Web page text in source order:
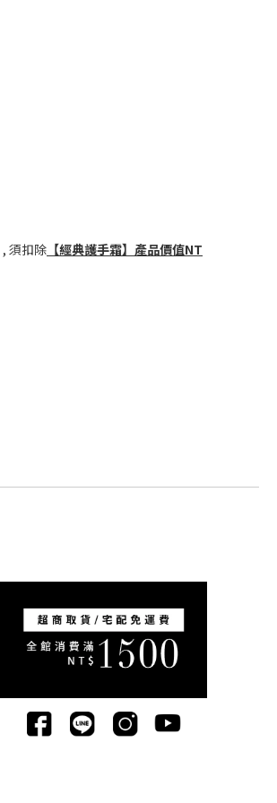
須扣除 【經典護手霜】產品價值NT